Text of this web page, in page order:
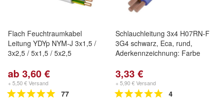
Flach Feuchtraumkabel
Leitung YDYp NYM-J 3x1,5 /
3x2,5 / 5x1,5 / 5x2,5
ab 3,60 €
+ 5,50 € Versand
77
Schlauchleitung 3x4 H07RN-F
3G4 schwarz, Eca, rund,
Aderkennzeichnung: Farbe
3,33 €
+ 5,90 € Versand
4